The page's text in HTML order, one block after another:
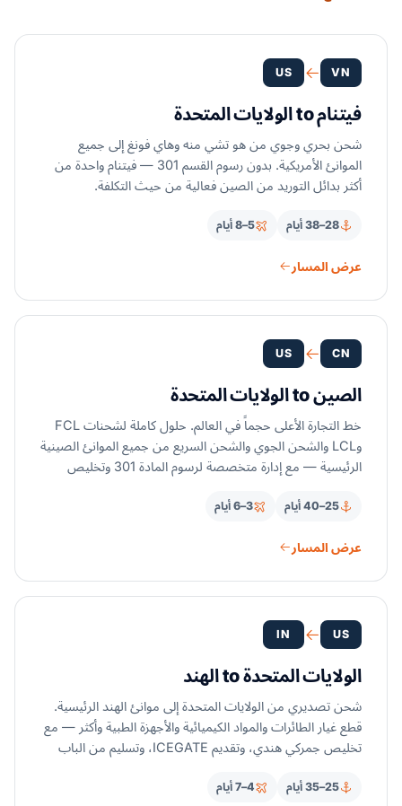
VN
US
فيتنام to الولايات المتحدة
شحن بحري وجوي من هو تشي منه وهاي فونغ إلى جميع
الموانئ الأمريكية. بدون رسوم القسم 301 — فيتنام واحدة من
أكثر بدائل التوريد من الصين فعالية من حيث التكلفة.
28–38 أيام 5–8 أيام
عرض المسار
CN
US
الصين to الولايات المتحدة
خط التجارة الأعلى حجماً في العالم. حلول كاملة لشحنات FCL
وLCL والشحن الجوي والشحن السريع من جميع الموانئ الصينية
الرئيسية — مع إدارة متخصصة لرسوم المادة 301 وتخليص
25–40 أيام 3–6 أيام
عرض المسار
US
IN
الولايات المتحدة to الهند
شحن تصديري من الولايات المتحدة إلى موانئ الهند الرئيسية.
قطع غيار الطائرات والمواد الكيميائية والأجهزة الطبية وأكثر — مع
تخليص جمركي هندي، وتقديم ICEGATE، وتسليم من الباب
25–35 أيام 4–7 أيام